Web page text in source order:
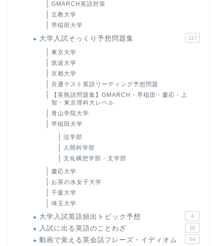
GMARCH英語対策
立教大学
早稲田大学
大学入試そっくり予想問題集 117
東京大学
筑波大学
京都大学
共通テスト英語リーディング予想問題
【英熟語問題集】GMARCH・早稲田・慶応・上
智・東京理科大レベル
青山学院大学
早稲田大学
法学部
人間科学部
文化構想学部・文学部
慶応大学
お茶の水女子大学
千葉大学
埼玉大学
大学入試英語頻出トピック予想 4
入試に出る英語のことわざ 16
動画で覚える英会話フレーズ・イディオム 54